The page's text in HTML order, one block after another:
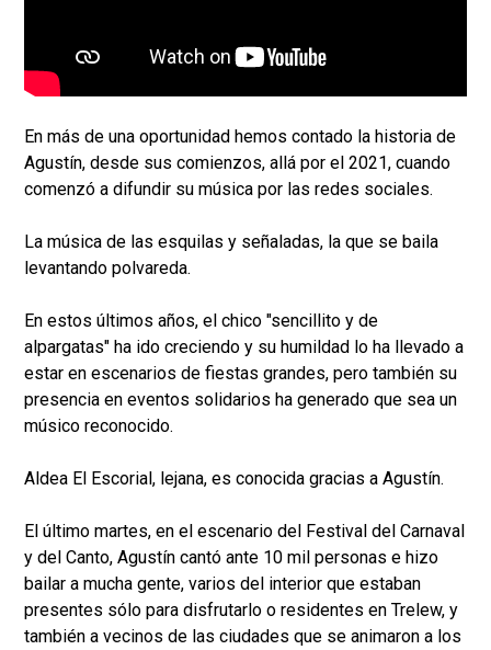
En más de una oportunidad hemos contado la historia de
Agustín, desde sus comienzos, allá por el 2021, cuando
comenzó a difundir su música por las redes sociales.
La música de las esquilas y señaladas, la que se baila
levantando polvareda.
En estos últimos años, el chico "sencillito y de
alpargatas" ha ido creciendo y su humildad lo ha llevado a
estar en escenarios de fiestas grandes, pero también su
presencia en eventos solidarios ha generado que sea un
músico reconocido.
Aldea El Escorial, lejana, es conocida gracias a Agustín.
El último martes, en el escenario del Festival del Carnaval
y del Canto, Agustín cantó ante 10 mil personas e hizo
bailar a mucha gente, varios del interior que estaban
presentes sólo para disfrutarlo o residentes en Trelew, y
también a vecinos de las ciudades que se animaron a los